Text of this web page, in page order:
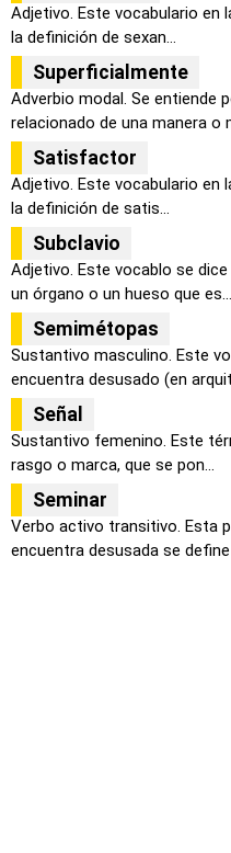
Adjetivo. Este vocabulario en
la definición de sexan...
Superficialmente
Adverbio modal. Se entiende
relacionado de una manera o
Satisfactor
Adjetivo. Este vocabulario en
la definición de satis...
Subclavio
Adjetivo. Este vocablo se
un órgano o un hueso que es...
Semimétopas
Sustantivo masculino. Este
encuentra desusado (en
Señal
Sustantivo femenino. Este
rasgo o marca, que se pon...
Seminar
Verbo activo transitivo. Esta
encuentra desusada se define